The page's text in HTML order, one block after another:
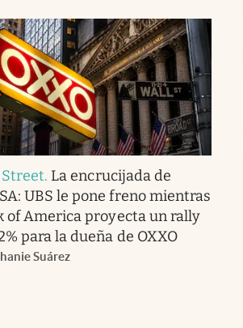
. La encrucijada de
UBS le pone freno mientras
of America proyecta un rally
para la dueña de OXXO
Suárez